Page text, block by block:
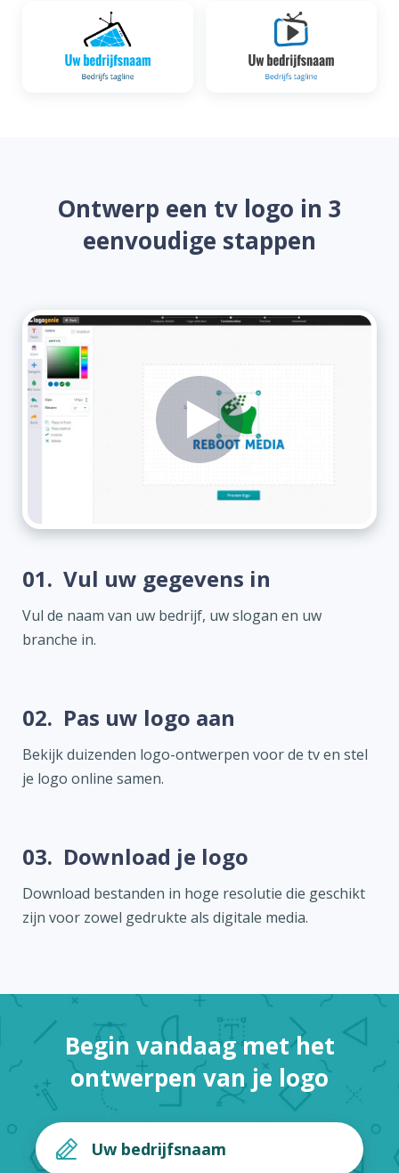
Ontwerp een tv logo in 3
eenvoudige stappen
01. Vul uw gegevens in
Vul de naam van uw bedrijf, uw slogan en uw
branche in.
02. Pas uw logo aan
Bekijk duizenden logo-ontwerpen voor de tv en stel
je logo online samen.
03. Download je logo
Download bestanden in hoge resolutie die geschikt
zijn voor zowel gedrukte als digitale media.
Begin vandaag met het
ontwerpen van je logo